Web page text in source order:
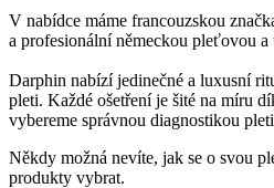
V nabídce máme francouzskou
a profesionální německou pleťovou
Darphin nabízí jedinečné a luxusní
pleti. Každé ošetření je šité na míru
vybereme správnou diagnostikou
Někdy možná nevíte, jak se o svou
produkty vybrat.